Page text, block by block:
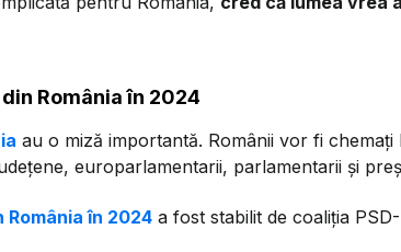
România în 2024
au o miză importantă. Românii vor fi chemați
europarlamentarii, parlamentarii și
în 2024 a fost stabilit de coaliția